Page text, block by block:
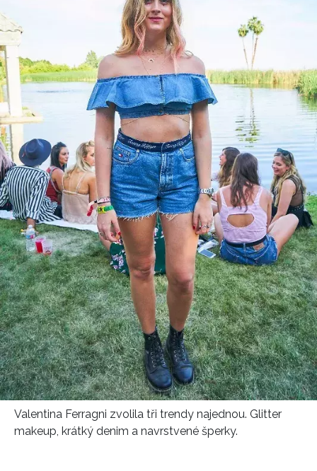
Valentina Ferragni zvolila tři trendy najednou. Glitter
makeup, krátký denim a navrstvené šperky.